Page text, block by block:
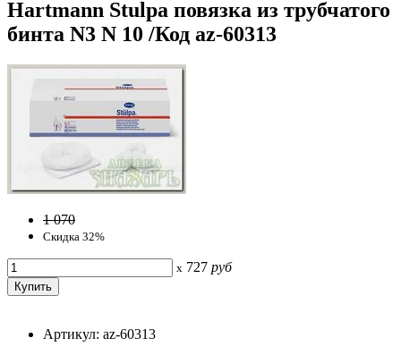
Hartmann Stulpa повязка из трубчатого
бинта N3 N 10 /Код az-60313
1 070
Скидка 32%
x 727 руб
Артикул: az-60313